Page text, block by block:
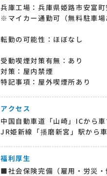
兵庫工場：兵庫県姫路市安富
※マイカー通勤可（無料駐車場
転勤の可能性：ほぼなし
受動喫煙対策有無：あり
対策：屋内禁煙
特記事項：屋外喫煙所あり
アクセス
中国自動車道「山崎」ICから
JR姫新線「播磨新宮」駅から
福利厚生
■社会保険完備（雇用・労災・